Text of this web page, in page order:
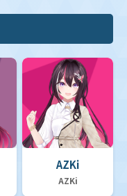
AZKi
AZKi